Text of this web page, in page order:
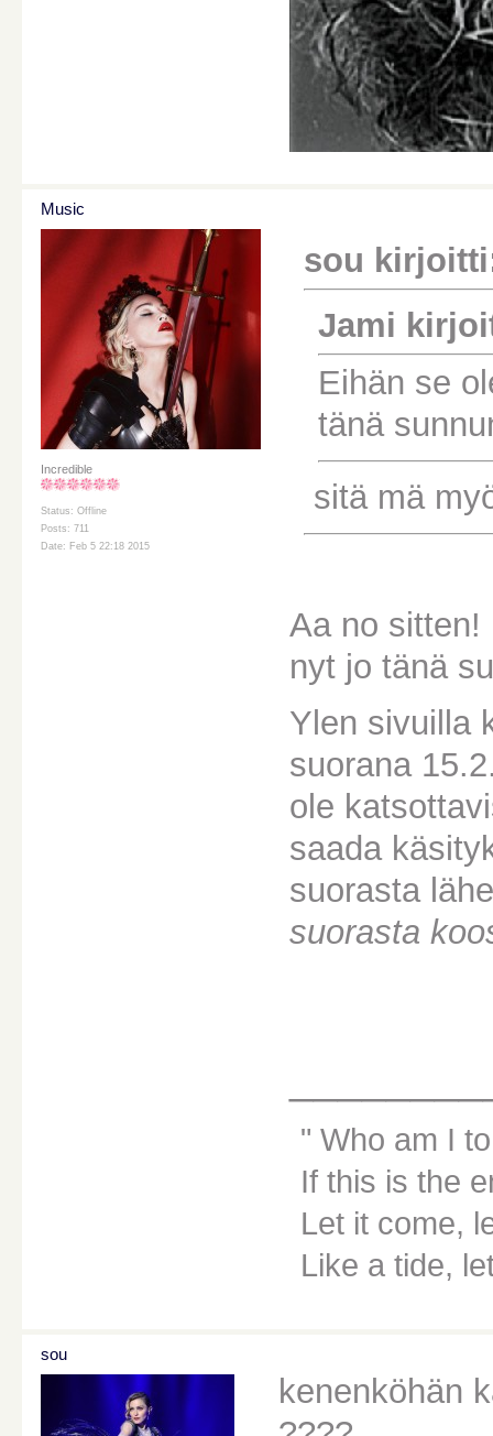
Music
Incredible
Status: Offline
Posts: 711
Date: Feb 5 22:18 2015
sou
Jami
Eihän se
tänä
sitä mä
Aa no sitten!
nyt jo tänä
Ylen sivuilla
suorana
ole
saada
suorasta
suorasta
Who am I
If this is the
Let it come,
Like a tide,
sou
kenenköhän